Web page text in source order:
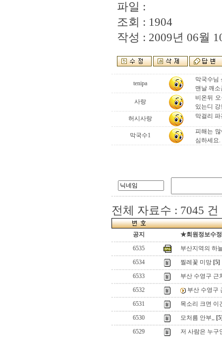
파일 :
조회 : 1904
작성 : 2009년 06월
tenipa
막국수님
맨날 깨
사랑
비온뒤
있는디
허시사랑
막걸리
막국수1
피해는
심하세요.
전체 자료수 : 7045 건
공지
★회원정보수
6535
부산지역의 하
6534
찔레꽃 미망 [5]
6533
부산 수영구 근
6532
부산 수영구
6531
목소리 크면 이
6530
모처름 안부,,
6529
저 사람은 누구